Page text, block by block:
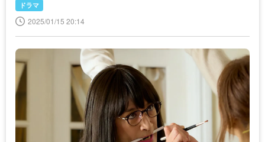
ドラマ
2025/01/15 20:14